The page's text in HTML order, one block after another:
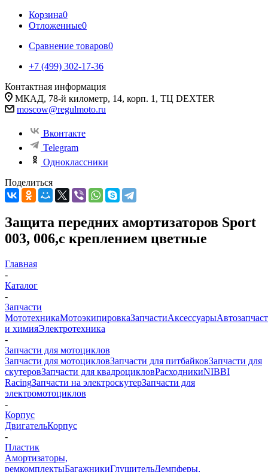
Корзина0
Отложенные0
Сравнение товаров0
+7 (499) 302-17-36
Контактная информация
МКАД, 78-й километр, 14, корп. 1, ТЦ DEXTER
moscow@regulmoto.ru
Вконтакте
Telegram
Одноклассники
Поделиться
Защита передних амортизаторов Sport
003, 006,с креплением цветные
Главная
-
Каталог
-
Запчасти
МототехникаМотоэкипировкаЗапчастиАксессуары
и химияЭлектротехника
-
Запчасти для мотоциклов
Запчасти для мотоцикловЗапчасти для питбайковЗапчасти для
скутеровЗапчасти для квадроцикловРасходникиNIBBI
RacingЗапчасти на электроскутерЗапчасти для
электромотоциклов
-
Корпус
ДвигательКорпус
-
Пластик
Амортизаторы,
ремкомплектыБагажникиГлушительДемпферы,